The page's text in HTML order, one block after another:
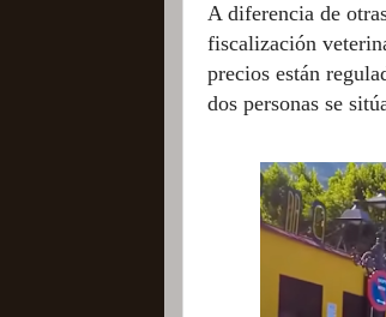
A diferencia de
fiscalización
precios están
dos personas se